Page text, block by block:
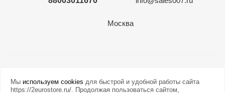
Москва
Мы используем cookies для быстрой и удобной работы сайта
https://2eurostore.ru/. Продолжая пользоваться сайтом,